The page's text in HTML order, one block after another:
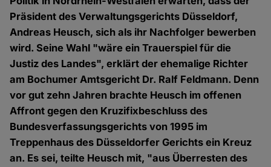
Präsident des Verwaltungsgerichts Düsseldorf,
Andreas Heusch, sich als ihr Nachfolger bewerben
wird. Seine Wahl "wäre ein Trauerspiel für die
Justiz des Landes", erklärt der ehemalige Richter
am Bochumer Amtsgericht Dr. Ralf Feldmann. Denn
vor gut zehn Jahren brachte Heusch im offenen
Affront gegen den Kruzifixbeschluss des
Bundesverfassungsgerichts von 1995 im
Treppenhaus des Düsseldorfer Gerichts ein Kreuz
an. Es sei, teilte Heusch mit, "aus Überresten des